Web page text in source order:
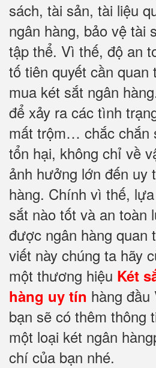
sách, tài sản, tài liệu
ngân hàng, bảo vệ tài
tập thể. Vì thế, độ an
tố tiên quyết cần quan
mua két sắt ngân
để xảy ra các tình
mất trộm… chắc chắn
tổn hại, không chỉ về
ảnh hưởng lớn đến uy
hàng. Chính vì thế,
sắt nào tốt và an toàn
được ngân hàng quan
viết này chúng ta hãy
một thương hiệu Két
hàng uy tín hàng
bạn sẽ có thêm thông
một loại két ngân
chí của bạn nhé.